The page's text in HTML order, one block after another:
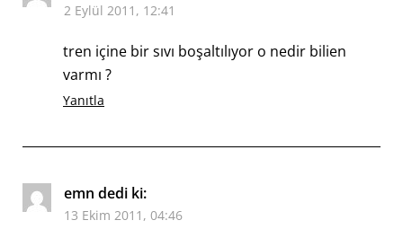
2 Eylül 2011, 12:41
tren içine bir sıvı boşaltılıyor o nedir bilien
varmı ?
Yanıtla
emn dedi ki:
13 Ekim 2011, 04:46